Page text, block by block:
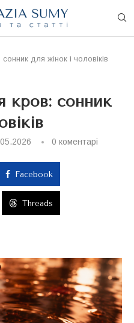
для жінок і чоловіків
кров: сонник
0 коментарі
Facebook
Threads